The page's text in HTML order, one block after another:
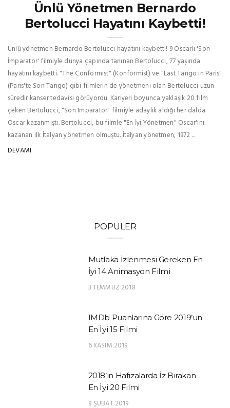
Ünlü Yönetmen Bernardo
Bertolucci Hayatını Kaybetti!
Ünlü yönetmen Bernardo Bertolucci hayatını kaybetti! 9 Oscarlı 'Son
İmparator' filmiyle dünya çapında tanınan Bertolucci, 77 yaşında
hayatını kaybetti. "The Conformist" (Konformist) ve "Last Tango in Paris"
(Paris'te Son Tango) gibi filmlerin de yönetmeni olan Bertolucci uzun
süredir kanser tedavisi görüyordu. Kariyeri boyunca yaklaşık 20 film
çeken Bertolucci, "Son İmparator" filmiyle adaylık aldığı her dalda
Oscar kazanmıştı. Bertolucci, bu filmle "En İyi Yönetmen" Oscar'ını
kazanan ilk İtalyan yönetmen olmuştu. İtalyan yönetmen, 1972 ...
DEVAMI
POPÜLER
Mutlaka İzlenmesi Gereken En
İyi 14 Animasyon Filmi
3 TEMMUZ 2018
IMDb Puanlarına Göre 2019’un
En İyi 15 Filmi
6 KASIM 2019
2018’in Hafızalarda İz Bırakan
En İyi 20 Filmi
8 ŞUBAT 2019